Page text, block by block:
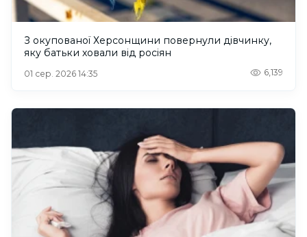
З окупованої Херсонщини повернули дівчинку,
яку батьки ховали від росіян
01 сер. 2026 14:35 6,139